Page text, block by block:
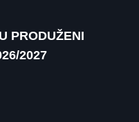
PRODUŽENI
2027